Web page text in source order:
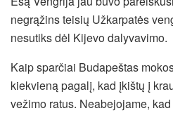
negrąžins teisių Užkarpatės
nesutiks dėl Kijevo dalyvavimo.
Kaip sparčiai Budapeštas
kiekvieną pagalį, kad įkištų į
vežimo ratus. Neabejojame,